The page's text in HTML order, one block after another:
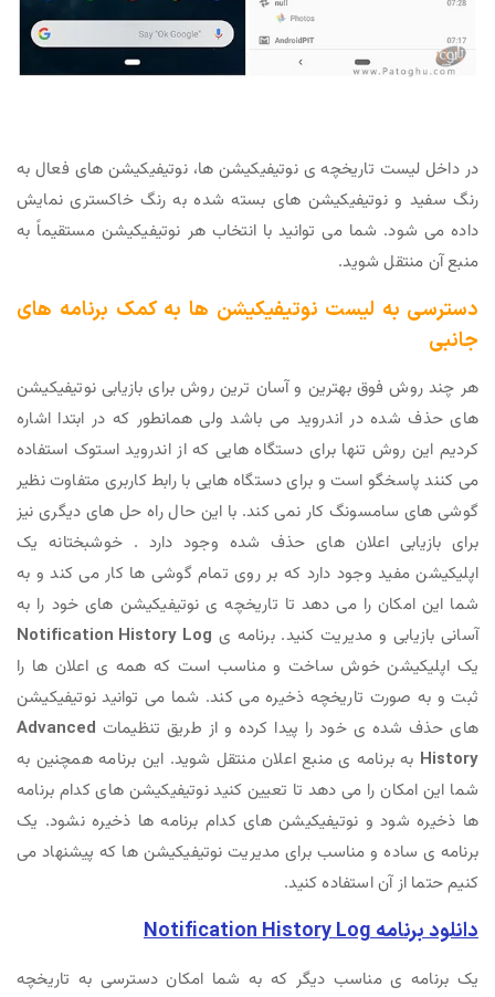
در داخل لیست تاریخچه ی نوتیفیکیشن ها، نوتیفیکیشن های فعال به
رنگ سفید و نوتیفیکیشن های بسته شده به رنگ خاکستری نمایش
داده می شود. شما می توانید با انتخاب هر نوتیفیکیشن مستقیماً به
منبع آن منتقل شوید.
دسترسی به لیست نوتیفیکیشن ها به کمک برنامه های
جانبی
هر چند روش فوق بهترین و آسان ترین روش برای بازیابی نوتیفیکیشن
های حذف شده در اندروید می باشد ولی همانطور که در ابتدا اشاره
کردیم این روش تنها برای دستگاه هایی که از اندروید استوک استفاده
می کنند پاسخگو است و برای دستگاه هایی با رابط کاربری متفاوت نظیر
گوشی های سامسونگ کار نمی کند. با این حال راه حل های دیگری نیز
برای بازیابی اعلان های حذف شده وجود دارد . خوشبختانه یک
اپلیکیشن مفید وجود دارد که بر روی تمام گوشی ها کار می کند و به
شما این امکان را می دهد تا تاریخچه ی نوتیفیکیشن های خود را به
آسانی بازیابی و مدیریت کنید. برنامه ی Notification History Log
یک اپلیکیشن خوش ساخت و مناسب است که همه ی اعلان ها را
ثبت و به صورت تاریخچه ذخیره می کند. شما می توانید نوتیفیکیشن
های حذف شده ی خود را پیدا کرده و از طریق تنظیمات Advanced
History به برنامه ی منبع اعلان منتقل شوید. این برنامه همچنین به
شما این امکان را می دهد تا تعیین کنید نوتیفیکیشن های کدام برنامه
ها ذخیره شود و نوتیفیکیشن های کدام برنامه ها ذخیره نشود. یک
برنامه ی ساده و مناسب برای مدیریت نوتیفیکیشن ها که پیشنهاد می
کنیم حتما از آن استفاده کنید.
دانلود برنامه Notification History Log
یک برنامه ی مناسب دیگر که به شما امکان دسترسی به تاریخچه